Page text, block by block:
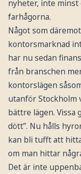
nyheter, inte minst
farhågorna.
Något som
kontorsmarknad
har nu sedan
från branschen
kontorslägen
utanför Stockholm
bättre lägen. Vissa
dött”. Nu hålls
kan bli tufft att
om man hittar
Det är inte